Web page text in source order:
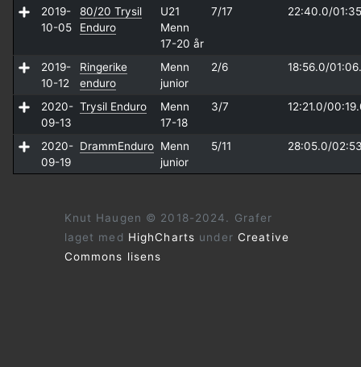
2019-
10-05
80/20 Trysil
Enduro
U21
Menn
17-20 år
7/17 22:40.0/
2019-
10-12
Ringerike
enduro
Menn
junior
2/6 18:56.0/
2020-
09-13
Trysil Enduro
Menn
17-18
3/7 12:21.0/
2020-
09-19
DrammEnduro Menn
junior
5/11 28:05.0/
Knut Haugen © 2018-2024. Grafer
laget med HighCharts under Creative
Commons lisens